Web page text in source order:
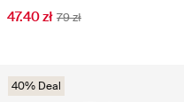
47.40 zł 79 zł
40% Deal